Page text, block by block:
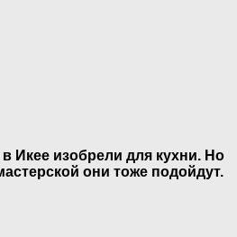
Икее изобрели для кухни. Но
они тоже подойдут.